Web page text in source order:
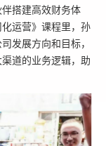
搭建高效财务体
运营》课程里，孙
发展方向和目标，
道的业务逻辑，助